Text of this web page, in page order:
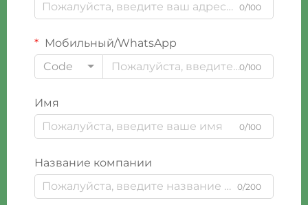
0/100
Мобильный/WhatsApp
Code
0/100
Имя
0/100
Название компании
0/200